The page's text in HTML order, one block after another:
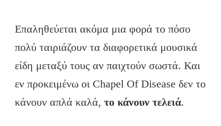
Επαληθεύεται ακόμα μια φορά το πόσο
πολύ ταιριάζουν τα διαφορετικά μουσικά
είδη μεταξύ τους αν παιχτούν σωστά. Και
εν προκειμένω οι Chapel Of Disease δεν το
κάνουν απλά καλά, το κάνουν τελειά.